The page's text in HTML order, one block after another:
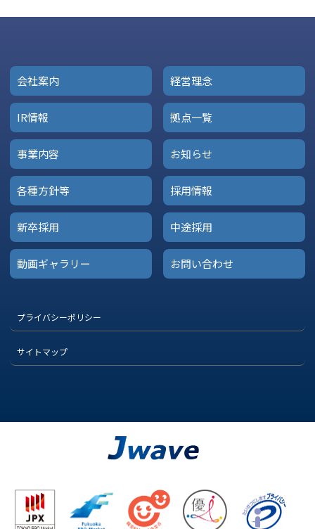
会社案内 経営理念
IR情報 拠点一覧
事業内容 お知らせ
各種方針等 採用情報
新卒採用 中途採用
動画ギャラリー お問い合わせ
プライバシーポリシー
サイトマップ